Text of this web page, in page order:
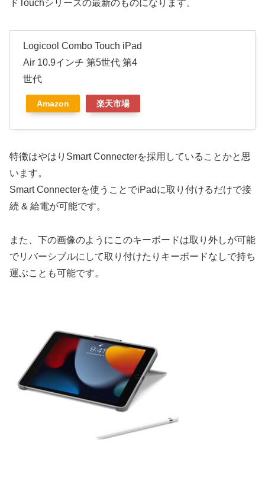
ドTouchシリーズの最新のものになります。
Logicool Combo Touch iPad
Air 10.9インチ 第5世代 第4
世代
Amazon 楽天市場
特徴はやはりSmart Connecterを採用していることかと思
います。
Smart Connecterを使うことでiPadに取り付けるだけで接
続 & 給電が可能です。
また、下の画像のようにこのキーボードは取り外しが可能
でリバーシブルにして取り付けたりキーボードなしで持ち
運ぶことも可能です。